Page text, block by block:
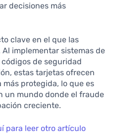
decisiones más
clave en el que las
implementar sistemas de
de seguridad
estas tarjetas ofrecen
protegida, lo que es
un mundo donde el fraude
creciente.
para leer otro artículo